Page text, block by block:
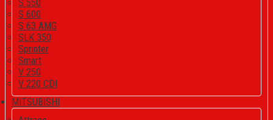
S 550
S 600
S 63 AMG
SLK 350
Sprinter
Smart
V 250
V 220 CDI
MITSUBISHI